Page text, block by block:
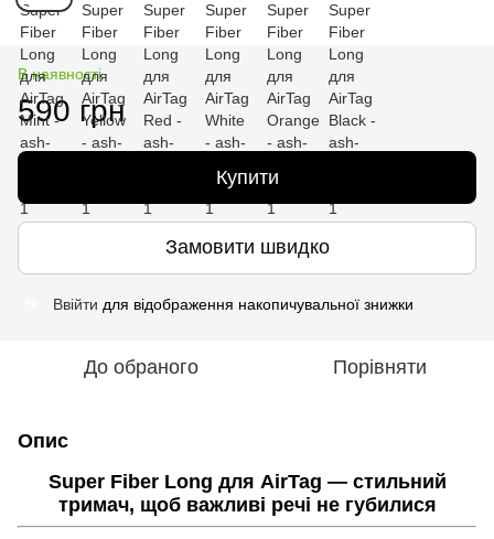
В наявності
590 грн
Купити
Замовити швидко
Ввійти для відображення накопичувальної знижки
До обраного Порівняти
Опис
Super Fiber Long для AirTag — стильний
тримач, щоб важливі речі не губилися